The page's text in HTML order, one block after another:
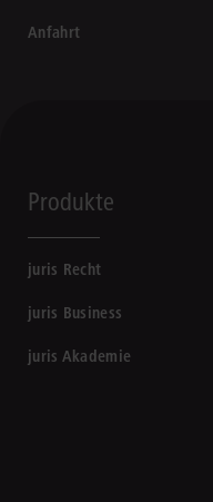
Anfahrt
Produkte
juris Recht
juris Business
juris Akademie